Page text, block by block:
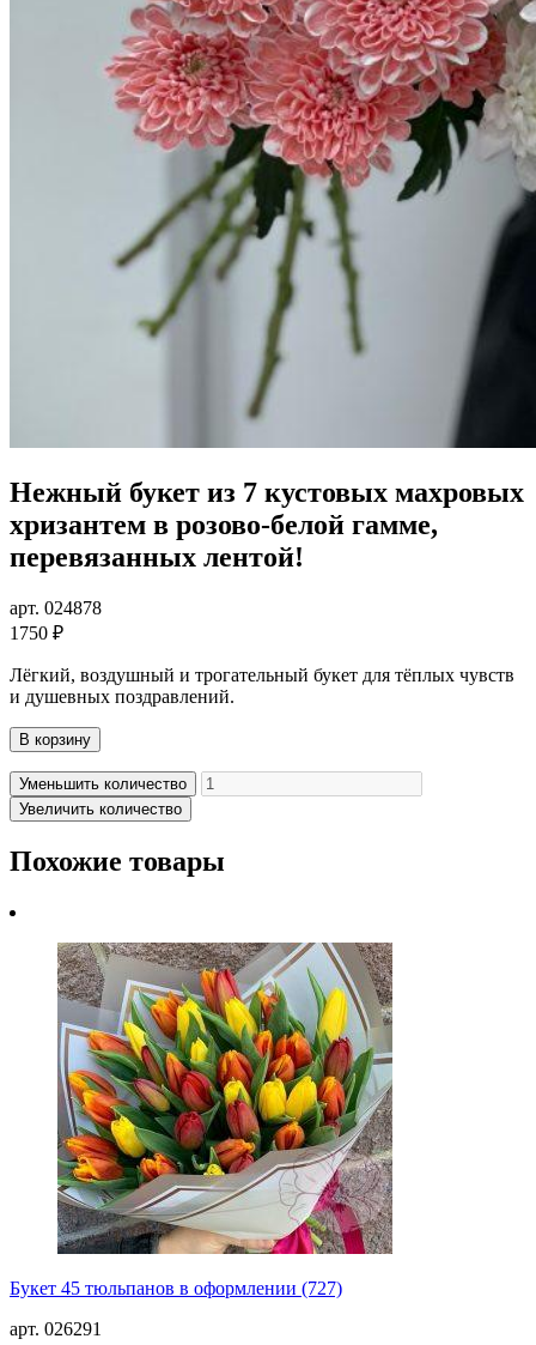
Нежный букет из 7 кустовых махровых
хризантем в розово-белой гамме,
перевязанных лентой!
арт. 024878
1750 ₽
Лёгкий, воздушный и трогательный букет для тёплых чувств
и душевных поздравлений.
В корзину
Уменьшить количество
Увеличить количество
Похожие товары
Букет 45 тюльпанов в оформлении (727)
арт. 026291